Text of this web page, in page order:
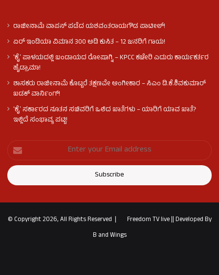
ರಾಜೀನಾಮೆ ವಾಪಸ್ ಪಡೆದ ಯಶವಂತರಾಯಗೌಡ ಪಾಟೀಲ್‌!
ಏರ್ ಇಂಡಿಯಾ ವಿಮಾನ 300 ಅಡಿ ಕುಸಿತ – 12 ಜನರಿಗೆ ಗಾಯ!
ʻಕೈʼ​ ಪಾಳಯದಲ್ಲಿ ಬಂಡಾಯದ ರೋಷಾಗ್ನಿ – KPCC ಕಚೇರಿ ಎದುರು ಕಾರ್ಯಕರ್ತರ
ಹೈಡ್ರಾಮಾ!
ಶಾಸಕರು ರಾಜೀನಾಮೆ ಕೊಟ್ಟರೆ ತಕ್ಷಣವೇ ಅಂಗೀಕಾರ – ಸಿಎಂ ಡಿ.ಕೆ.ಶಿವಕುಮಾರ್
ಖಡಕ್ ವಾರ್ನಿಂಗ್!
ʻಕೈʼ ಸರ್ಕಾರದ ನೂತನ ಸಚಿವರಿಗೆ ಒಲಿದ ಖಾತೆಗಳು – ಯಾರಿಗೆ ಯಾವ ಖಾತೆ?
ಇಲ್ಲಿದೆ ಸಂಭಾವ್ಯ ಪಟ್ಟಿ!
© Copyright 2026, All Rights Reserved | Freedom TV live||Developed By
B and Wings